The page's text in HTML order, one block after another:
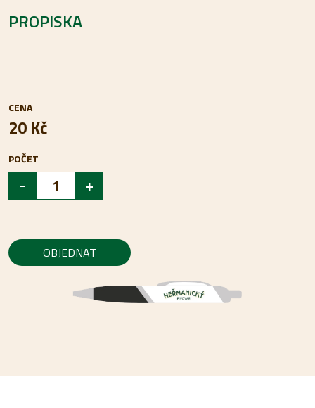
PROPISKA
CENA
20 Kč
POČET
- +